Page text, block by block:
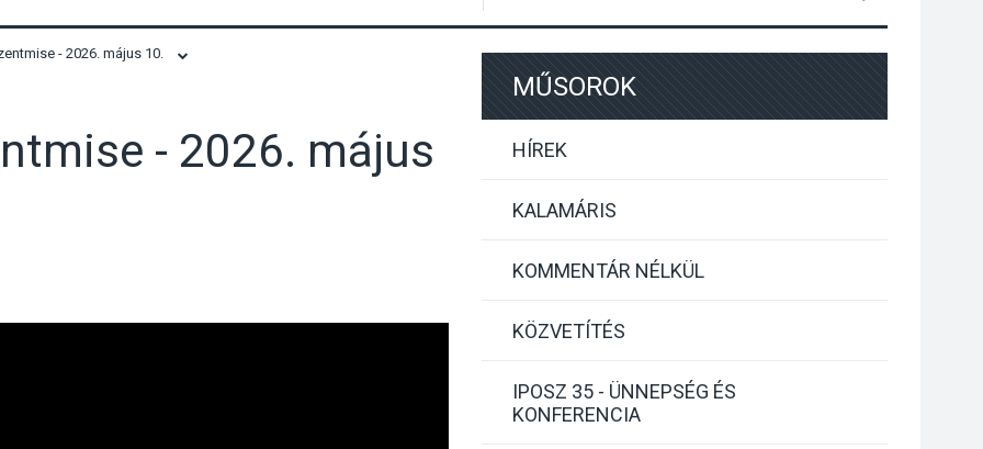
- 2026. május 10.
- 2026. május
MŰSOROK
HÍREK
KALAMÁRIS
KOMMENTÁR NÉLKÜL
KÖZVETÍTÉS
IPOSZ 35 - ÜNNEPSÉG ÉS
KONFERENCIA